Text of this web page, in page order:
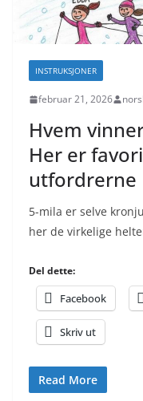
INSTRUKSJONER
februar 21, 2026
Hvem
Her er
utfordrerne
5-mila er selve
her de virkelige
Del dette:
Facebook
Skriv ut
Read More